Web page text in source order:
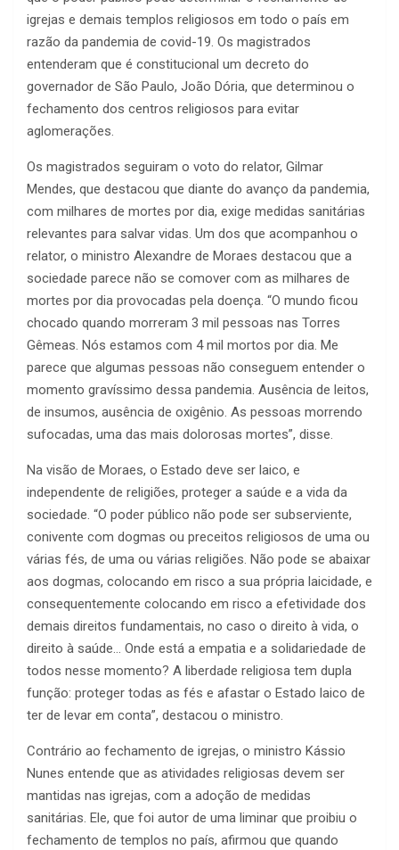
igrejas e demais templos religiosos em todo o país em
razão da pandemia de covid-19. Os magistrados
entenderam que é constitucional um decreto do
governador de São Paulo, João Dória, que determinou o
fechamento dos centros religiosos para evitar
aglomerações.
Os magistrados seguiram o voto do relator, Gilmar
Mendes, que destacou que diante do avanço da pandemia,
com milhares de mortes por dia, exige medidas sanitárias
relevantes para salvar vidas. Um dos que acompanhou o
relator, o ministro Alexandre de Moraes destacou que a
sociedade parece não se comover com as milhares de
mortes por dia provocadas pela doença. “O mundo ficou
chocado quando morreram 3 mil pessoas nas Torres
Gêmeas. Nós estamos com 4 mil mortos por dia. Me
parece que algumas pessoas não conseguem entender o
momento gravíssimo dessa pandemia. Ausência de leitos,
de insumos, ausência de oxigênio. As pessoas morrendo
sufocadas, uma das mais dolorosas mortes”, disse.
Na visão de Moraes, o Estado deve ser laico, e
independente de religiões, proteger a saúde e a vida da
sociedade. “O poder público não pode ser subserviente,
conivente com dogmas ou preceitos religiosos de uma ou
várias fés, de uma ou várias religiões. Não pode se abaixar
aos dogmas, colocando em risco a sua própria laicidade, e
consequentemente colocando em risco a efetividade dos
demais direitos fundamentais, no caso o direito à vida, o
direito à saúde… Onde está a empatia e a solidariedade de
todos nesse momento? A liberdade religiosa tem dupla
função: proteger todas as fés e afastar o Estado laico de
ter de levar em conta”, destacou o ministro.
Contrário ao fechamento de igrejas, o ministro Kássio
Nunes entende que as atividades religiosas devem ser
mantidas nas igrejas, com a adoção de medidas
sanitárias. Ele, que foi autor de uma liminar que proibiu o
fechamento de templos no país, afirmou que quando